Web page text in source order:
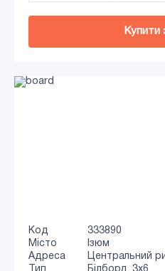
Купити
Код
333890
Місто
Ізюм
Адреса
Центральний
Тип
Білборд, 3х6